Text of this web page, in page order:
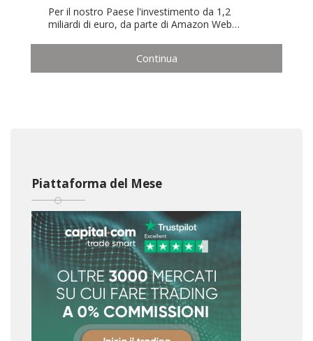
Per il nostro Paese l'investimento da 1,2
miliardi di euro, da parte di Amazon Web…
Continua
Piattaforma del Mese